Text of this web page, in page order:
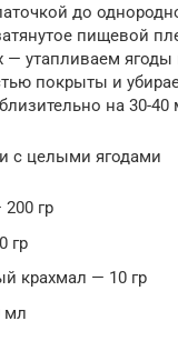
до
пищевой
— утапливаем
покрыты и
на 30-40
с целыми ягодами
гр
гр
крахмал — 10 гр
мл